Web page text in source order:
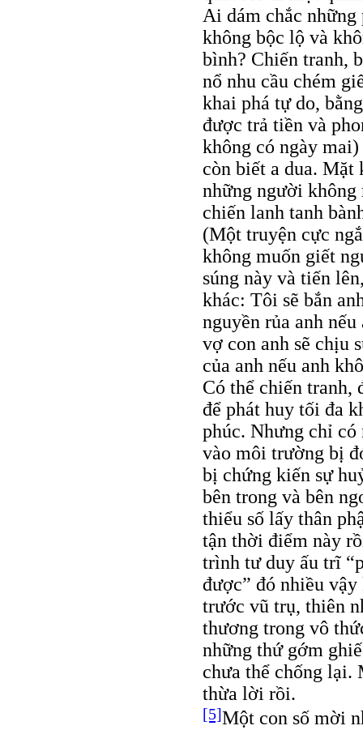
Ai dám chắc
không bộc lộ và
bình? Chiến tranh,
nổ nhu cầu chém
khai phá tự do,
được trả tiền và
không có ngày
còn biết a dua. Mặt
những người
chiến lanh tanh
(Một truyện cực
không muốn giết
súng này và tiến
khác: Tôi sẽ bắn
nguyền rủa anh
vợ con anh sẽ chịu
của anh nếu anh
Có thể chiến tranh,
để phát huy tối đa
phúc. Nhưng chỉ
vào môi trường bị
bị chứng kiến sự
bên trong và bên
thiểu số lấy thân
tận thời điểm này
trình tư duy ấu trĩ
được” đó nhiều
trước vũ trụ, thiên
thương trong vô
những thứ gớm
chưa thể chống
thừa lời rồi.
[5]Một con số mời